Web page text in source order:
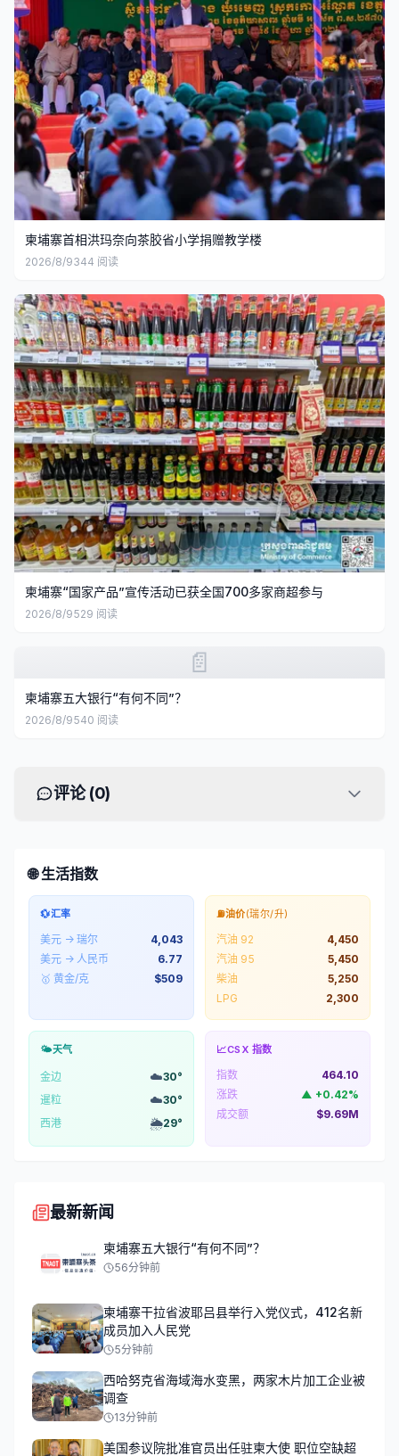
柬埔寨首相洪玛奈向茶胶省小学捐赠教学楼
2026/8/9344 阅读
柬埔寨“国家产品”宣传活动已获全国700多家商超参与
2026/8/9529 阅读
📄
柬埔寨五大银行“有何不同”？
2026/8/9540 阅读
评论 (0)
🌐 生活指数
💱汇率
美元 → 瑞尔
4,043
美元 → 人民币
6.77
🥇 黄金/克
$509
⛽油价(瑞尔/升)
汽油 92
4,450
汽油 95
5,450
柴油
5,250
LPG
2,300
🌤️天气
金边 ☁️30°
暹粒
☁️30°
西港
🌦️29°
📈CSX 指数
指数
464.10
涨跌
▲ +0.42%
成交额
$9.69M
最新新闻
柬埔寨五大银行“有何不同”？
56分钟前
柬埔寨干拉省波耶吕县举行入党仪式，412名新
成员加入人民党
5分钟前
西哈努克省海域海水变黑，两家木片加工企业被
调查
13分钟前
美国参议院批准官员出任驻柬大使 职位空缺超